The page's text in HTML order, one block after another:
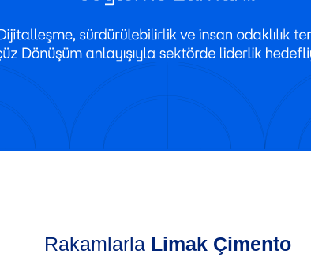
Rakamlarla Limak Çimento